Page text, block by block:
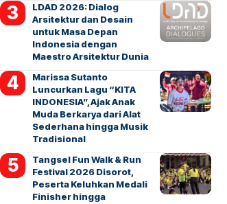
LDAD 2026: Dialog
Arsitektur dan Desain
untuk Masa Depan
Indonesia dengan
Maestro Arsitektur Dunia
Marissa Sutanto
Luncurkan Lagu “KITA
INDONESIA”, Ajak Anak
Muda Berkarya dari Alat
Sederhana hingga Musik
Tradisional
Tangsel Fun Walk & Run
Festival 2026 Disorot,
Peserta Keluhkan Medali
Finisher hingga